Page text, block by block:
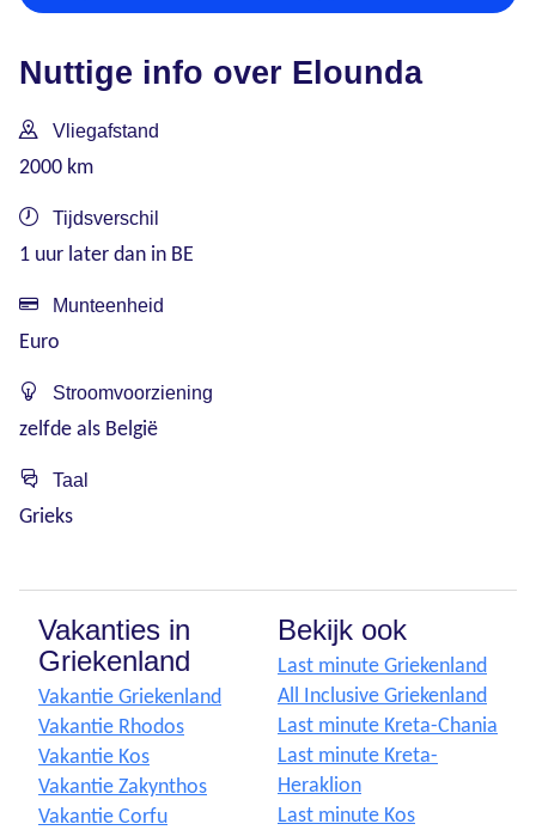
Nuttige info over Elounda
Vliegafstand
2000 km
Tijdsverschil
1 uur later dan in BE
Munteenheid
Euro
Stroomvoorziening
zelfde als België
Taal
Grieks
Vakanties in
Griekenland
Vakantie Griekenland
Vakantie Rhodos
Vakantie Kos
Vakantie Zakynthos
Vakantie Corfu
Bekijk ook
Last minute Griekenland
All Inclusive Griekenland
Last minute Kreta-Chania
Last minute Kreta-
Heraklion
Last minute Kos